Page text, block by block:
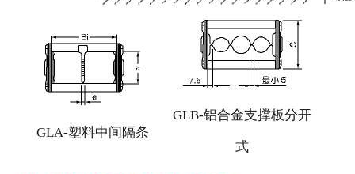
GLA-塑料中间隔条
GLB-铝合金支撑板分开
式